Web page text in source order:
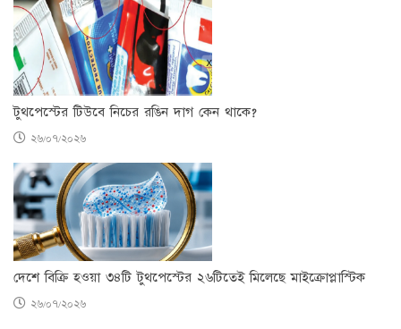
টুথপেস্টের টিউবে নিচের রঙিন দাগ কেন থাকে?
২৬/০৭/২০২৬
দেশে বিক্রি হওয়া ৩৪টি টুথপেস্টের ২৬টিতেই মিলেছে মাইক্রোপ্লাস্টিক
২৬/০৭/২০২৬